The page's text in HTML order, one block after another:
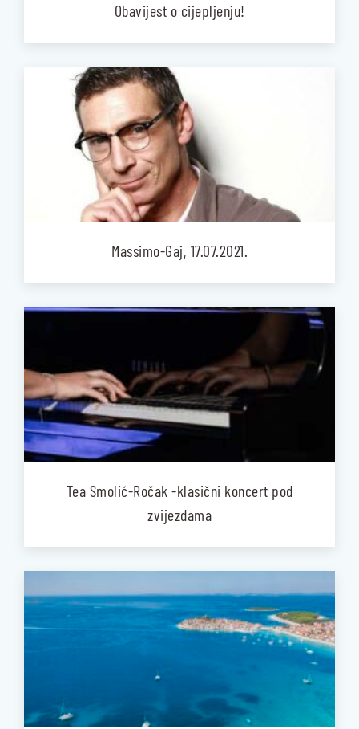
Obavijest o cijepljenju!
Massimo-Gaj, 17.07.2021.
Tea Smolić-Ročak -klasični koncert pod
zvijezdama